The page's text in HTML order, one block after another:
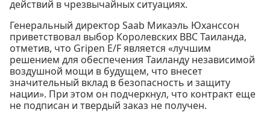
действий в чрезвычайных ситуациях.
Генеральный директор Saab Микаэль Юханссон
приветствовал выбор Королевских ВВС Таиланда,
отметив, что Gripen E/F является «лучшим
решением для обеспечения Таиланду независимой
воздушной мощи в будущем, что внесет
значительный вклад в безопасность и защиту
нации». При этом он подчеркнул, что контракт еще
не подписан и твердый заказ не получен.